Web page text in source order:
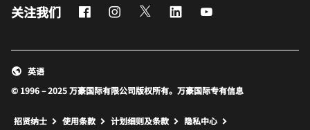
关注我们 FacebookInstagram
Twitter LinkedIn
© 1996 – 2025 万豪国际有限公司版权所有。万豪国际专有信息
英语
招贤纳士 使用条款 计划细则及条款 隐私中心